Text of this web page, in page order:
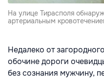
На улице Тирасполя
артериальным
Недалеко от
обочине дороги
без сознания мужчину,